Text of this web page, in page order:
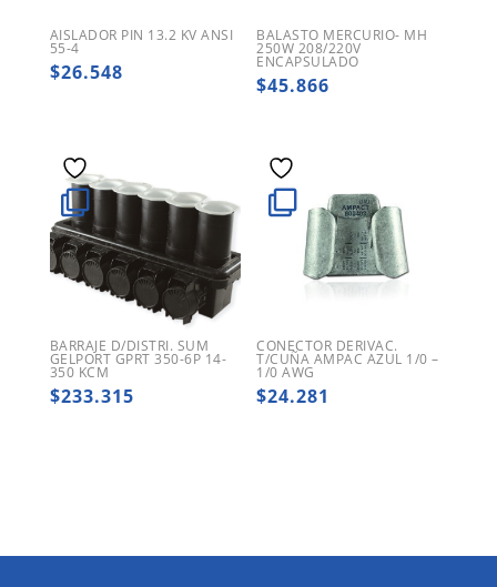
AISLADOR PIN 13.2 KV ANSI
55-4
$26.548
BALASTO MERCURIO- MH
250W 208/220V
ENCAPSULADO
$45.866
BARRAJE D/DISTRI. SUM
GELPORT GPRT 350-6P 14-
350 KCM
$233.315
CONECTOR DERIVAC.
T/CUÑA AMPAC AZUL 1/0 –
1/0 AWG
$24.281